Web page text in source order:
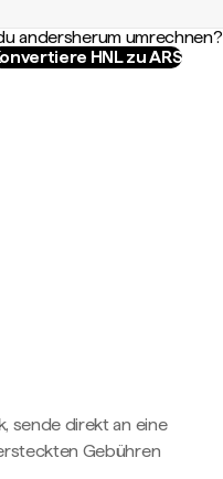
andersherum umrechnen?
HNL zu ARS
sende direkt an eine
Gebühren